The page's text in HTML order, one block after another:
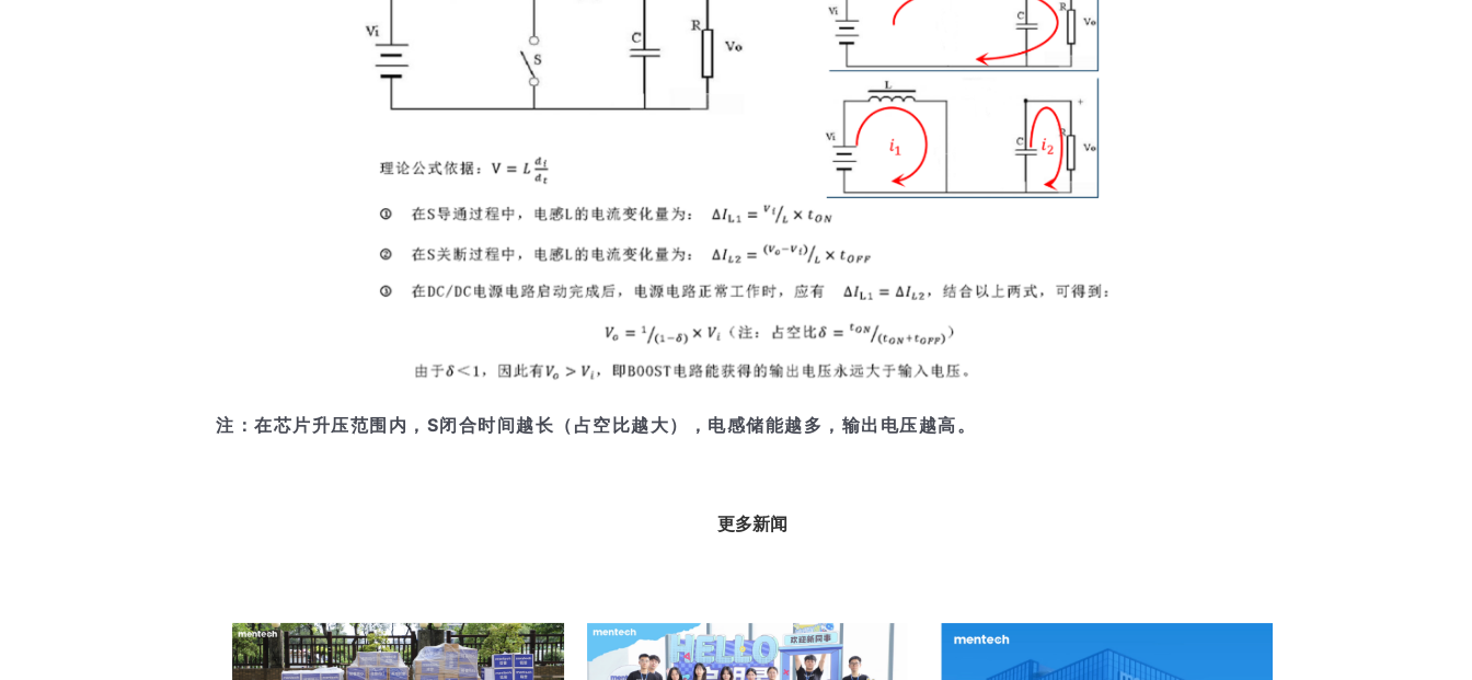
注：在芯片升压范围内，S闭合时间越长（占空比越大），电感储能越多，输出电压越高。
更多新闻